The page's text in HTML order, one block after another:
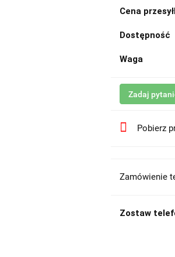
Cena
Dostępność
Waga
Zadaj
Pobierz
Zamówienie
Zostaw